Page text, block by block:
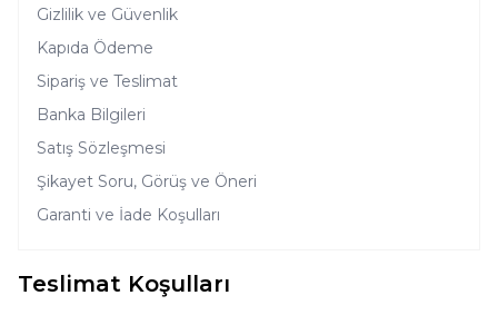
Gizlilik ve Güvenlik
Kapıda Ödeme
Sipariş ve Teslimat
Banka Bilgileri
Satış Sözleşmesi
Şikayet Soru, Görüş ve Öneri
Garanti ve İade Koşulları
Teslimat Koşulları